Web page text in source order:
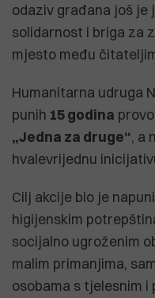
odaziv građana još je
solidarnost i briga za
mjesto među
Humanitarna udruga
punih 15 godina
„Jedna za druge“, a
hvalevrijednu
Cilj akcije bio je
higijenskim
socijalno ugroženim
malim primanjima,
osobama s tjelesnim i